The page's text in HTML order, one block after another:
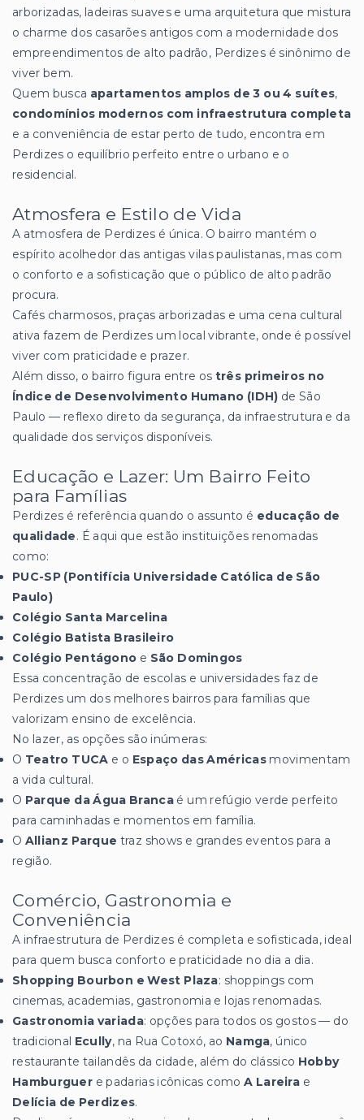
arborizadas, ladeiras suaves e uma arquitetura que mistura
o charme dos casarões antigos com a modernidade dos
empreendimentos de alto padrão, Perdizes é sinônimo de
viver bem.
Quem busca apartamentos amplos de 3 ou 4 suítes,
condomínios modernos com infraestrutura completa
e a conveniência de estar perto de tudo, encontra em
Perdizes o equilíbrio perfeito entre o urbano e o
residencial.
Atmosfera e Estilo de Vida
A atmosfera de Perdizes é única. O bairro mantém o
espírito acolhedor das antigas vilas paulistanas, mas com
o conforto e a sofisticação que o público de alto padrão
procura.
Cafés charmosos, praças arborizadas e uma cena cultural
ativa fazem de Perdizes um local vibrante, onde é possível
viver com praticidade e prazer.
Além disso, o bairro figura entre os três primeiros no
Índice de Desenvolvimento Humano (IDH) de São
Paulo — reflexo direto da segurança, da infraestrutura e da
qualidade dos serviços disponíveis.
Educação e Lazer: Um Bairro Feito
para Famílias
Perdizes é referência quando o assunto é educação de
qualidade. É aqui que estão instituições renomadas
como:
PUC-SP (Pontifícia Universidade Católica de São
Paulo)
Colégio Santa Marcelina
Colégio Batista Brasileiro
Colégio Pentágono e São Domingos
Essa concentração de escolas e universidades faz de
Perdizes um dos melhores bairros para famílias que
valorizam ensino de excelência.
No lazer, as opções são inúmeras:
O Teatro TUCA e o Espaço das Américasmovimentam
a vida cultural.
O Parque da Água Brancaé um refúgio verde perfeito
para caminhadas e momentos em família.
O Allianz Parque traz shows e grandes eventos para a
região.
Comércio, Gastronomia e
Conveniência
A infraestrutura de Perdizes é completa e sofisticada, ideal
para quem busca conforto e praticidade no dia a dia.
Shopping Bourbon e West Plaza: shoppings com
cinemas, academias, gastronomia e lojas renomadas.
Gastronomia variada: opções para todos os gostos — do
tradicional Ecully, na Rua Cotoxó, ao Namga, único
restaurante tailandês da cidade, além do clássico Hobby
Hamburguer e padarias icônicas comoA Lareira e
Delícia de Perdizes.